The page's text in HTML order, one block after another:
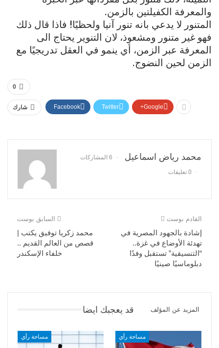
والمعرفة الكفيلتين بالزمن.
المتنور لا يدعي بانه تنور آنيا ولحظيًا! فاذا قال ذلك
فهو غير متنور ومشعوذ، لان التنوير يحتاج الى
المعرفة عبر الزمن، أي ينمو في العقل تدريجيًا مع
الزمن لحين النضوج.
0
شارك Facebook Twitter Google+
محمد رياض اسماعيل 6 المشاركات
0 تعليقات
السابق بوست
محمد زكريا توفيق يكتب |
قصص من العالم القديم ..
خلفاء الإسكندر
القادم بوست
إشادة بالجهود المصرية في
تهدئة الأوضاع في غزة..
“التنسيقية” تستقبل وفدًا
دبلوماسيًا صينيًا
قد يعجبك ايضا المزيد عن المؤلف
مساحة رأي مساحة رأي